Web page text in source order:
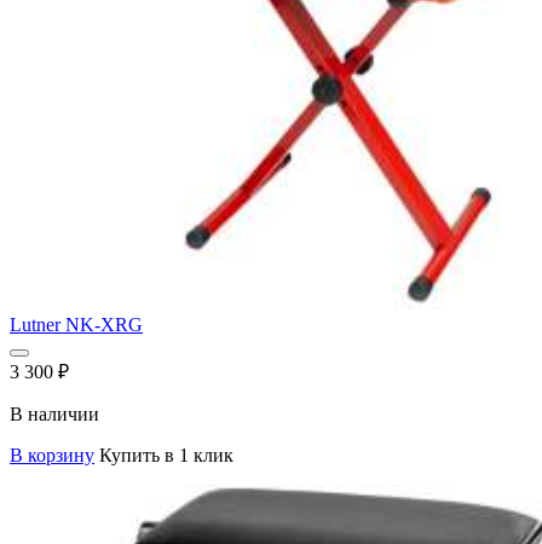
Lutner NK-XRG
3 300 ₽
В наличии
В корзину Купить в 1 клик